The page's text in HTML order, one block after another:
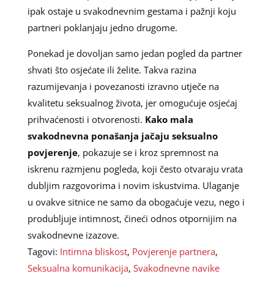
ipak ostaje u svakodnevnim gestama i pažnji koju
partneri poklanjaju jedno drugome.
Ponekad je dovoljan samo jedan pogled da partner
shvati što osjećate ili želite. Takva razina
razumijevanja i povezanosti izravno utječe na
kvalitetu seksualnog života, jer omogućuje osjećaj
prihvaćenosti i otvorenosti. Kako mala
svakodnevna ponašanja jačaju seksualno
povjerenje, pokazuje se i kroz spremnost na
iskrenu razmjenu pogleda, koji često otvaraju vrata
dubljim razgovorima i novim iskustvima. Ulaganje
u ovakve sitnice ne samo da obogaćuje vezu, nego i
produbljuje intimnost, čineći odnos otpornijim na
svakodnevne izazove.
Tagovi: Intimna bliskost, Povjerenje partnera,
Seksualna komunikacija, Svakodnevne navike